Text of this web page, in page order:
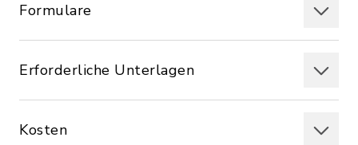
Formulare
Erforderliche Unterlagen
Kosten